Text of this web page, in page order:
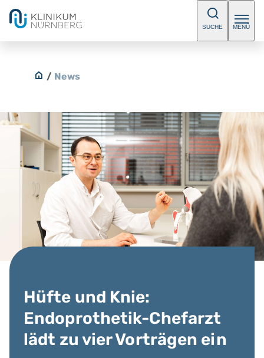
SUCHE MENÜ
/ News
Hüfte und Knie:
Endoprothetik-Chefarzt
lädt zu vier Vorträgen ein